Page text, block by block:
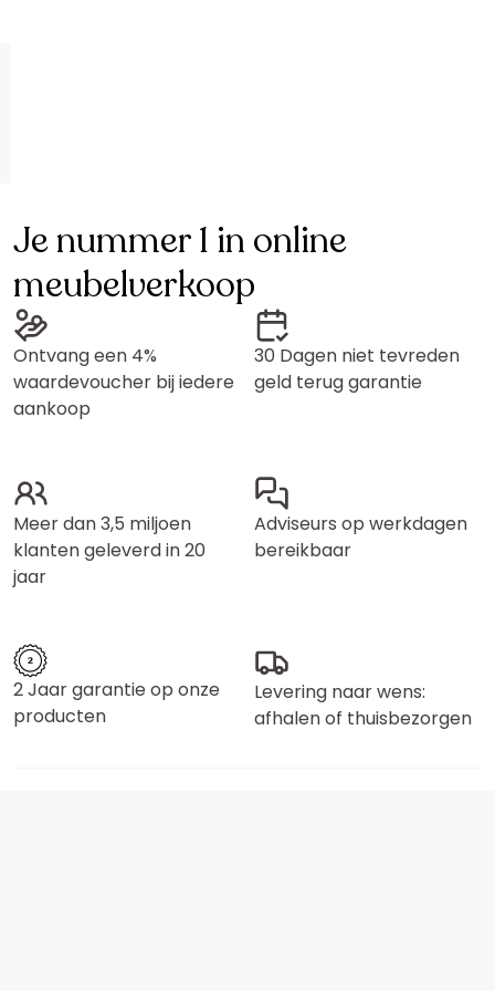
Je nummer 1 in online
meubelverkoop
Ontvang een 4%
waardevoucher bij iedere
aankoop
30 Dagen niet tevreden
geld terug garantie
Meer dan 3,5 miljoen
klanten geleverd in 20
jaar
Adviseurs op werkdagen
bereikbaar
2 Jaar garantie op onze
producten
Levering naar wens:
afhalen of thuisbezorgen